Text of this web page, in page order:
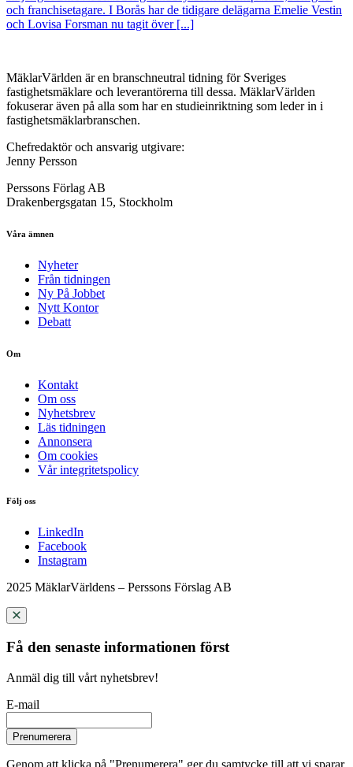
och franchisetagare. I Borås har de tidigare delägarna Emelie Vestin
och Lovisa Forsman nu tagit över [...]
MäklarVärlden är en branschneutral tidning för Sveriges
fastighetsmäklare och leverantörerna till dessa. MäklarVärlden
fokuserar även på alla som har en studieinriktning som leder in i
fastighetsmäklarbranschen.
Chefredaktör och ansvarig utgivare:
Jenny Persson
Perssons Förlag AB
Drakenbergsgatan 15, Stockholm
Våra ämnen
Nyheter
Från tidningen
Ny På Jobbet
Nytt Kontor
Debatt
Om
Kontakt
Om oss
Nyhetsbrev
Läs tidningen
Annonsera
Om cookies
Vår integritetspolicy
Följ oss
LinkedIn
Facebook
Instagram
2025 MäklarVärldens – Perssons Förslag AB
Få den senaste informationen först
Anmäl dig till vårt nyhetsbrev!
E-mail
Prenumerera
Genom att klicka på "Prenumerera" ger du samtycke till att vi sparar